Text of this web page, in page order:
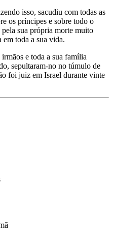
isso, sacudiu com todas as
os príncipes e sobre todo o
sua própria morte muito
em toda a sua vida.
e toda a sua família
sepultaram-no no túmulo de
foi juiz em Israel durante vinte